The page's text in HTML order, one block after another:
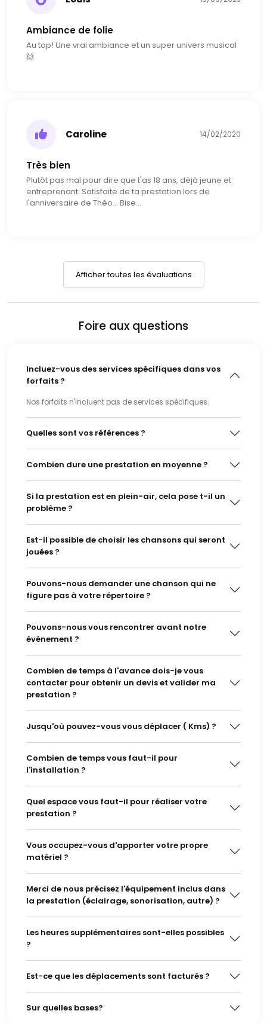
Ambiance de folie
Au top! Une vrai ambiance et un super univers musical
🙌
Caroline 14/02/2020
Très bien
Plutôt pas mal pour dire que t'as 18 ans, déjà jeune et
entreprenant. Satisfaite de ta prestation lors de
l'anniversaire de Théo... Bise...
Afficher toutes les évaluations
Foire aux questions
Incluez-vous des services spécifiques dans vos
forfaits ?
Nos forfaits n'incluent pas de services spécifiques.
Quelles sont vos références ?
Combien dure une prestation en moyenne ?
Si la prestation est en plein-air, cela pose t-il un
problème ?
Est-il possible de choisir les chansons qui seront
jouées ?
Pouvons-nous demander une chanson qui ne
figure pas à votre répertoire ?
Pouvons-nous vous rencontrer avant notre
événement ?
Combien de temps à l'avance dois-je vous
contacter pour obtenir un devis et valider ma
prestation ?
Jusqu'où pouvez-vous vous déplacer ( Kms) ?
Combien de temps vous faut-il pour
l'installation ?
Quel espace vous faut-il pour réaliser votre
prestation ?
Vous occupez-vous d'apporter votre propre
matériel ?
Merci de nous précisez l'équipement inclus dans
la prestation (éclairage, sonorisation, autre) ?
Les heures supplémentaires sont-elles possibles
?
Est-ce que les déplacements sont facturés ?
Sur quelles bases?